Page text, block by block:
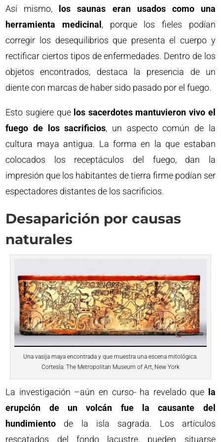
Así mismo, los saunas eran usados como una
herramienta medicinal, porque los fieles podían
corregir los desequilibrios que presenta el cuerpo y
rectificar ciertos tipos de enfermedades. Dentro de los
objetos encontrados, destaca la presencia de un
diente con marcas de haber sido pasado por el fuego.
Esto sugiere que los sacerdotes mantuvieron vivo el
fuego de los sacrificios, un aspecto común de la
cultura maya antigua. La forma en la que estaban
colocados los receptáculos del fuego, dan la
impresión que los habitantes de tierra firme podían ser
espectadores distantes de los sacrificios.
Desaparición por causas
naturales
Una vasija maya encontrada y que muestra una escena mitológica.
Cortesía: The Metropolitan Museum of Art, New York
La investigación –aún en curso- ha revelado que
la
erupción de un volcán fue la causante del
hundimiento de la isla sagrada. Los artículos
rescatados del fondo lacustre, pueden situarse